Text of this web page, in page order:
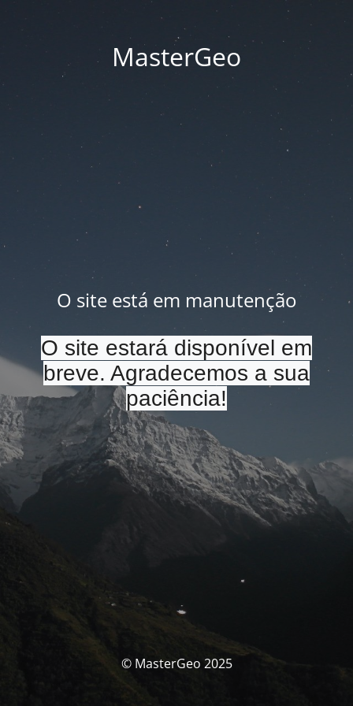
MasterGeo
O site está em manutenção
O site estará disponível em
breve. Agradecemos a sua
paciência!
© MasterGeo 2025